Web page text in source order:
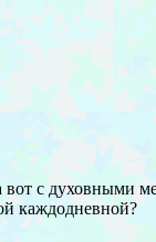
вот с духовными
каждодневной?